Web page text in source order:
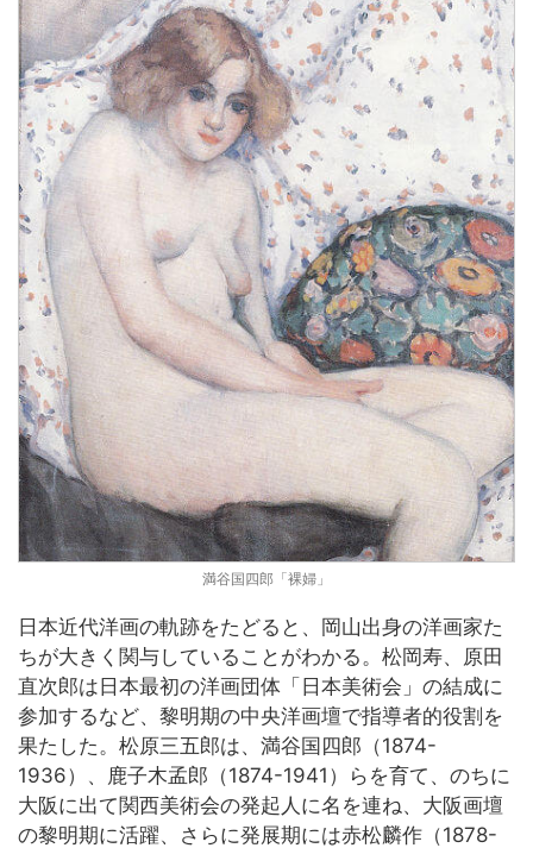
満谷国四郎「裸婦」
日本近代洋画の軌跡をたどると、岡山出身の洋画家た
ちが大きく関与していることがわかる。松岡寿、原田
直次郎は日本最初の洋画団体「日本美術会」の結成に
参加するなど、黎明期の中央洋画壇で指導者的役割を
果たした。松原三五郎は、満谷国四郎（1874-
1936）、鹿子木孟郎（1874-1941）らを育て、のちに
大阪に出て関西美術会の発起人に名を連ね、大阪画壇
の黎明期に活躍、さらに発展期には赤松麟作（1878-